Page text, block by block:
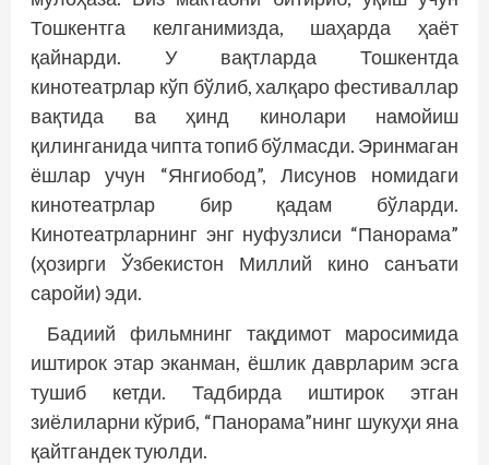
Тошкентга келганимизда, шаҳарда ҳаёт
қайнарди. У вақтларда Тошкентда
кинотеатрлар кўп бўлиб, халқаро фестиваллар
вақтида ва ҳинд кинолари намойиш
қилинганида чипта топиб бўлмасди. Эринмаган
ёшлар учун “Янгиобод”, Лисунов номидаги
кинотеатрлар бир қадам бўларди.
Кинотеатрларнинг энг нуфузлиси “Панорама”
(ҳозирги Ўзбекистон Миллий кино санъати
саройи) эди.
Бадиий фильмнинг тақдимот маросимида
иштирок этар эканман, ёшлик даврларим эсга
тушиб кетди. Тадбирда иштирок этган
зиёлиларни кўриб, “Панорама”нинг шукуҳи яна
қайтгандек туюлди.